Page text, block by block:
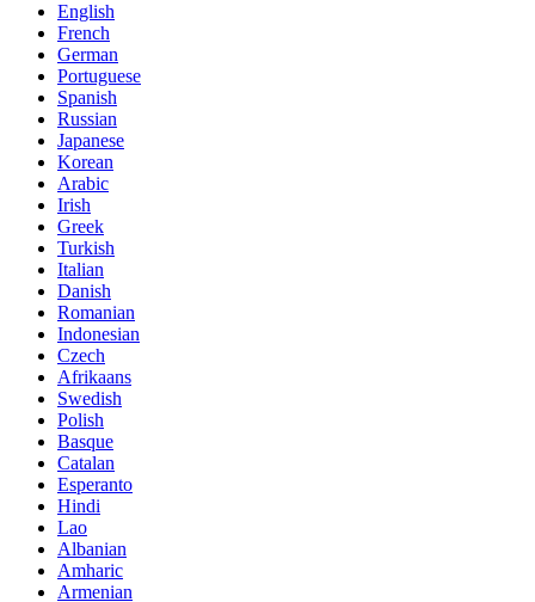
English
French
German
Portuguese
Spanish
Russian
Japanese
Korean
Arabic
Irish
Greek
Turkish
Italian
Danish
Romanian
Indonesian
Czech
Afrikaans
Swedish
Polish
Basque
Catalan
Esperanto
Hindi
Lao
Albanian
Amharic
Armenian